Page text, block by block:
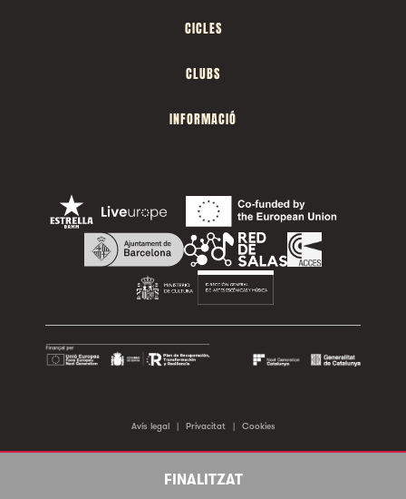
FINALITZAT
CICLES
CLUBS
INFORMACIÓ
Avís legal | Privacitat | Cookies
©2026 Sala Apolo. Tots els drets reservats.